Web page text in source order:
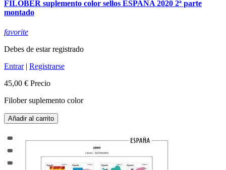
FILOBER suplemento color sellos ESPAÑA 2020 2ª parte
montado
favorite
Debes de estar registrado
Entrar| Registrarse
45,00 € Precio
Filober suplemento color
Añadir al carrito